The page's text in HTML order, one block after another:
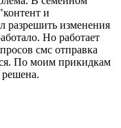
и
разрешить изменения
Но работает
смс отправка
По моим прикидкам
решена.